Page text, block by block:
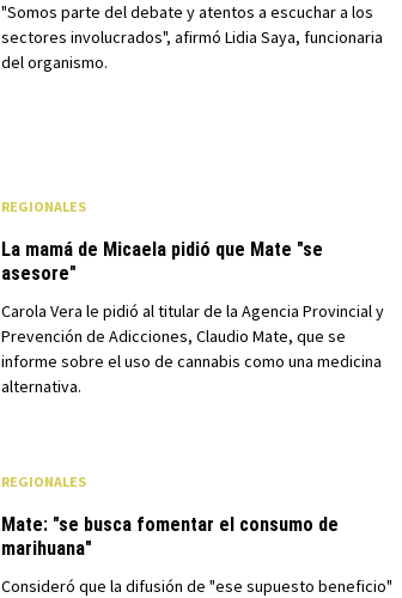
"Somos parte del debate y atentos a escuchar a los
sectores involucrados", afirmó Lidia Saya, funcionaria
del organismo.
REGIONALES
La mamá de Micaela pidió que Mate "se
asesore"
Carola Vera le pidió al titular de la Agencia Provincial y
Prevención de Adicciones, Claudio Mate, que se
informe sobre el uso de cannabis como una medicina
alternativa.
REGIONALES
Mate: "se busca fomentar el consumo de
marihuana"
Consideró que la difusión de "ese supuesto beneficio"